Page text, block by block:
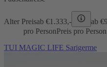
Alter Preisab €1.333,- ab €
pro PersonPreis pro Person
TUI MAGIC LIFE Sarigerme